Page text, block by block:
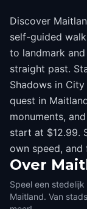
Discover
self-guided
to landmark
straight past.
Shadows in
quest in
monuments,
start at $12.99.
own speed, and
Over
Speel een
Maitland. Van